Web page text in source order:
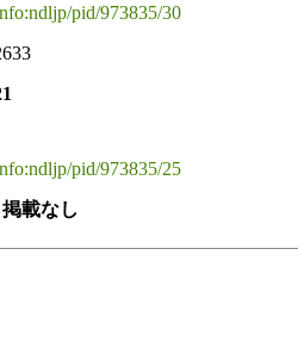
pid/973835/30
pid/973835/25
載なし